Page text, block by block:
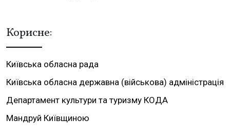
Корисне:
Київська обласна рада
Київська обласна державна (військова) адміністрація
Департамент культури та туризму КОДА
Мандруй Київщиною